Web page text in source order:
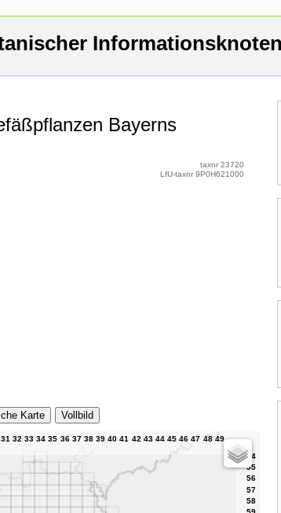
Bayerns
taxnr 23720
LfU-taxnr 9P0H621000
Karte Vollbild